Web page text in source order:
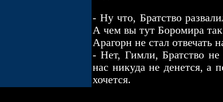
- Ну что, Братство
А чем вы тут Боромира
Арагорн не стал отвечать
- Нет, Гимли, Братство не
нас никуда не денется, а
хочется.